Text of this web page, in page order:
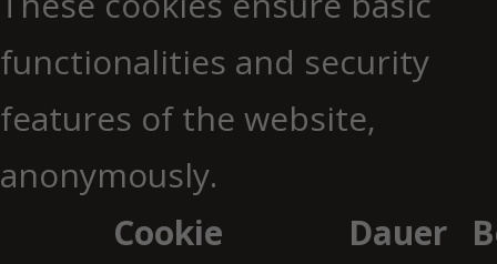
functionalities and security
features of the website,
anonymously.
Cookie
Dauer